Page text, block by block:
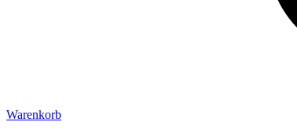
Warenkorb